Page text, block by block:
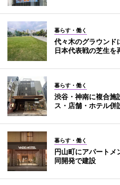
暮らす・働く
代々木のグラウン
日本代表戦の芝生を
暮らす・働く
渋谷・神南に複合
ス・店舗・ホテル併
暮らす・働く
円山町にアパート
同開発で建設